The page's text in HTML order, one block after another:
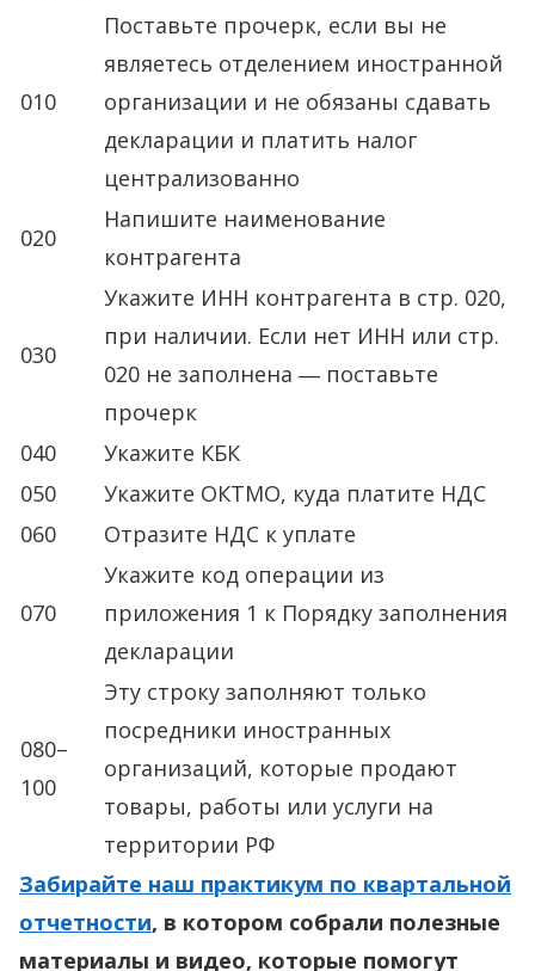
010
Поставьте прочерк, если вы не
являетесь отделением иностранной
организации и не обязаны сдавать
декларации и платить налог
централизованно
020
Напишите наименование
контрагента
030
Укажите ИНН контрагента в стр. 020,
при наличии. Если нет ИНН или стр.
020 не заполнена ― поставьте
прочерк
040
Укажите КБК
050
Укажите ОКТМО, куда платите НДС
060
Отразите НДС к уплате
070
Укажите код операции из
приложения 1 к Порядку заполнения
декларации
080–
100
Эту строку заполняют только
посредники иностранных
организаций, которые продают
товары, работы или услуги на
территории РФ
Забирайте наш практикум по квартальной
отчетности, в котором собрали полезные
материалы и видео, которые помогут